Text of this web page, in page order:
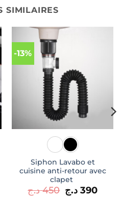
SIMILAIRES
-13%
Siphon Lavabo et
cuisine anti-retour avec
clapet
450 د.ج
Le
prix 390 د.ج
Le
prix